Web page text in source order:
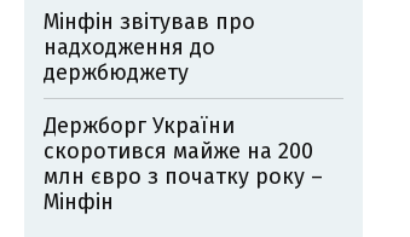
Мінфін звітував про
надходження до
держбюджету
Держборг України
скоротився майже на 200
млн євро з початку року –
Мінфін